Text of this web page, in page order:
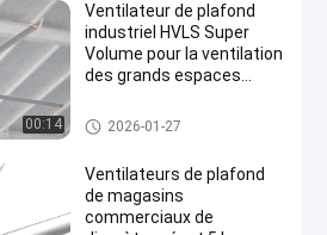
00:14
Ventilateur de plafond
industriel HVLS Super
Volume pour la ventilation
des grands espaces
moteur durables
fans de plafond industrielles
2026-01-27
Ventilateurs de plafond
de magasins
commerciaux de